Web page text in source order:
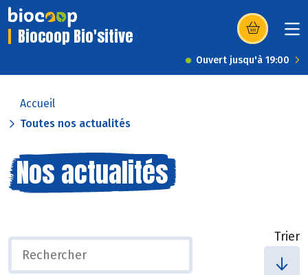
Biocoop Bio'sitive (s’ouvre dans
Ouvert jusqu'à 19:00
Accueil
Toutes nos actualités
Nos actualités
Trier